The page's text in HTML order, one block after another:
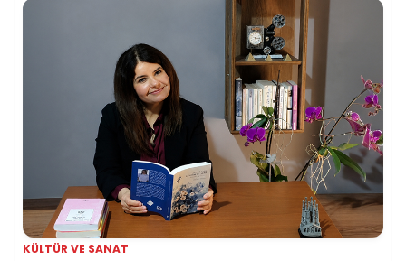
KÜLTÜR VE SANAT